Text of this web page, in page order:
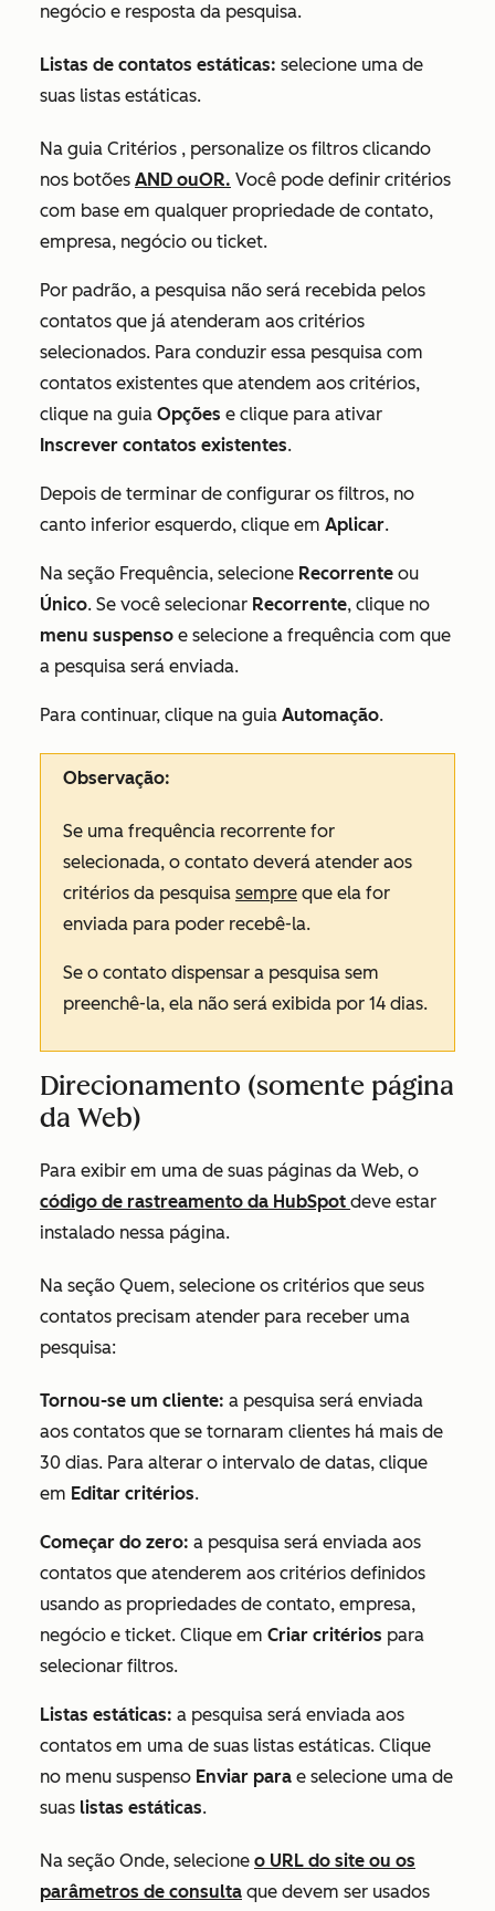
negócio e resposta da pesquisa.
Listas de contatos estáticas: selecione uma de
suas listas estáticas.
Na guia Critérios , personalize os filtros clicando
nos botões AND ouOR. Você pode definir critérios
com base em qualquer propriedade de contato,
empresa, negócio ou ticket.
Por padrão, a pesquisa não será recebida pelos
contatos que já atenderam aos critérios
selecionados. Para conduzir essa pesquisa com
contatos existentes que atendem aos critérios,
clique na guia Opções e clique para ativar
Inscrever contatos existentes.
Depois de terminar de configurar os filtros, no
canto inferior esquerdo, clique em Aplicar.
Na seção Frequência, selecione Recorrente ou
Único. Se você selecionar Recorrente, clique no
menu suspenso e selecione a frequência com que
a pesquisa será enviada.
Para continuar, clique na guia Automação.
Observação:
Se uma frequência recorrente for
selecionada, o contato deverá atender aos
critérios da pesquisa sempre que ela for
enviada para poder recebê-la.
Se o contato dispensar a pesquisa sem
preenchê-la, ela não será exibida por 14 dias.
Direcionamento (somente página
da Web)
Para exibir em uma de suas páginas da Web, o
código de rastreamento da HubSpot deve estar
instalado nessa página.
Na seção Quem, selecione os critérios que seus
contatos precisam atender para receber uma
pesquisa:
Tornou-se um cliente: a pesquisa será enviada
aos contatos que se tornaram clientes há mais de
30 dias. Para alterar o intervalo de datas, clique
em Editar critérios.
Começar do zero: a pesquisa será enviada aos
contatos que atenderem aos critérios definidos
usando as propriedades de contato, empresa,
negócio e ticket. Clique em Criar critérios para
selecionar filtros.
Listas estáticas: a pesquisa será enviada aos
contatos em uma de suas listas estáticas. Clique
no menu suspenso Enviar para e selecione uma de
suas listas estáticas.
Na seção Onde, selecione o URL do site ou os
parâmetros de consulta que devem ser usados